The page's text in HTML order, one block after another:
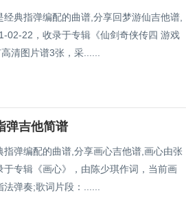
典指弹编配的曲谱,分享回梦游仙吉他谱,
02-22，收录于专辑《仙剑奇侠传四 游戏
清图片谱3张，采......
弹吉他简谱
弹编配的曲谱,分享画心吉他谱,画心由张
专辑《画心》，由陈少琪作词，当前画
弹奏;歌词片段：......